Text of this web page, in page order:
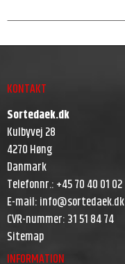
KONTAKT
Sortedaek.dk
Kulbyvej 28
4270 Høng
Danmark
Telefonnr.:+45 70 40 01 02
E-mail:info@sortedaek.dk
CVR-nummer:31 51 84 74
Sitemap
INFORMATION